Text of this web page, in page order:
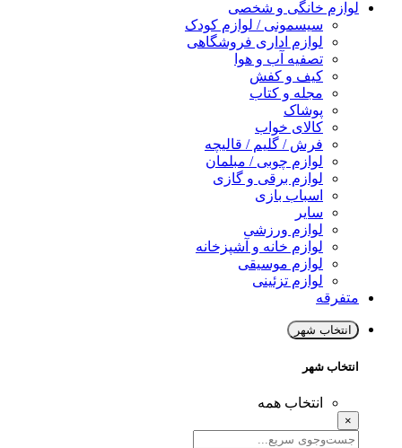
لوازم خانگی و شخصی
سیسمونی / لوازم کودک
لوازم اداری فروشگاهی
تصفیه آب و هوا
کیف و کفش
مجله و کتاب
پوشاک
کالای خواب
فرش / گلیم / قالیچه
لوازم چوبی / مبلمان
لوازم برقی و گازی
اسباب بازی
سایر
لوازم ورزشی
لوازم خانه و آشپزخانه
لوازم موسیقی
لوازم تزئینی
متفرقه
انتخاب شهر
انتخاب شهر
انتخاب همه
×